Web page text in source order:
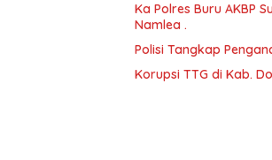
Ka Polres Buru AKBP
Namlea .
Polisi Tangkap
Korupsi TTG di Kab.